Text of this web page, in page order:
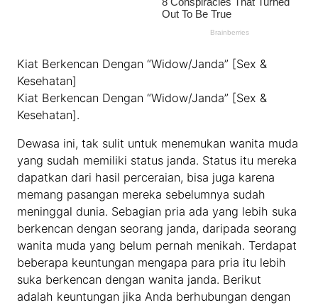
Kiat Berkencan Dengan “Widow/Janda” [Sex &
Kesehatan]
Kiat Berkencan Dengan “Widow/Janda” [Sex &
Kesehatan].
Dewasa ini, tak sulit untuk menemukan wanita muda
yang sudah memiliki status janda. Status itu mereka
dapatkan dari hasil perceraian, bisa juga karena
memang pasangan mereka sebelumnya sudah
meninggal dunia. Sebagian pria ada yang lebih suka
berkencan dengan seorang janda, daripada seorang
wanita muda yang belum pernah menikah. Terdapat
beberapa keuntungan mengapa para pria itu lebih
suka berkencan dengan wanita janda. Berikut
adalah keuntungan jika Anda berhubungan dengan